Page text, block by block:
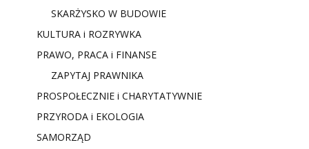
SKARŻYSKO W BUDOWIE
KULTURA i ROZRYWKA
PRAWO, PRACA i FINANSE
ZAPYTAJ PRAWNIKA
PROSPOŁECZNIE i CHARYTATYWNIE
PRZYRODA i EKOLOGIA
SAMORZĄD